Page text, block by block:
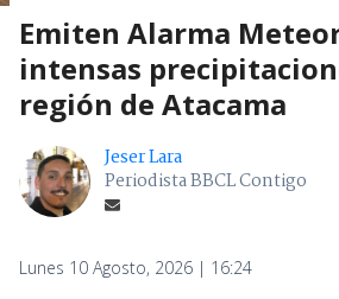
Emiten Alarma
intensas
región de Atacama
Jeser Lara
Periodista BBCL Contigo
Lunes 10 Agosto, 2026 | 16:24